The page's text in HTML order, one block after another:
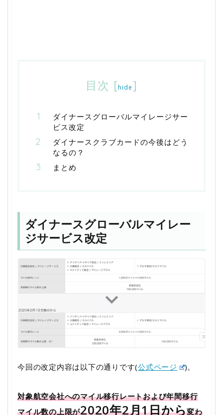
目次 [hide]
ダイナースグローバルマイレージサー
ビス改定
ダイナースクラブカードの今後はどう
なるの？
まとめ
ダイナースグローバルマイレー
ジサービス改定
今回の改定内容は以下の通りです(公式ページ )。
対象航空会社へのマイル移行レートおよび年間移行
マイル数の上限が2020年2月1日から変わ